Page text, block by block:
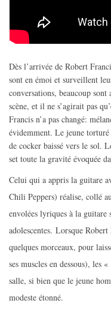
Dès l’arrivée de Robert
sont en émoi et surveillent
conversations, beaucoup
scène, et il ne s’agirait pas
Francis n’a pas changé:
évidemment. Le jeune
de cocker baissé vers le sol.
set toute la gravité évoquée
Celui qui a appris la guitare
Chili Peppers) réalise, collé
envolées lyriques à la guitare
adolescentes. Lorsque Robert
quelques morceaux, pour
ses muscles en dessous), les «
salle, si bien que le jeune
modeste étonné.